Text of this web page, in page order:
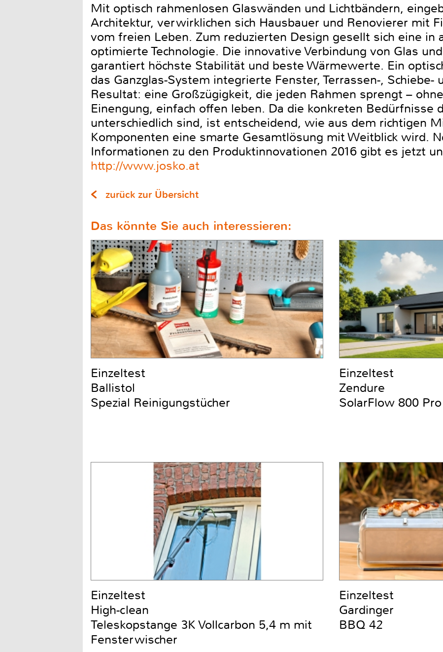
Mit optisch rahmenlosen Glaswänden und Lichtbändern,
Architektur, verwirklichen sich Hausbauer und Renovierer mit
vom freien Leben. Zum reduzierten Design gesellt sich eine in
optimierte Technologie. Die innovative Verbindung von Glas
garantiert höchste Stabilität und beste Wärmewerte. Ein
das Ganzglas-System integrierte Fenster, Terrassen-, Schiebe-
Resultat: eine Großzügigkeit, die jeden Rahmen sprengt –
Einengung, einfach offen leben. Da die konkreten Bedürfnisse
unterschiedlich sind, ist entscheidend, wie aus dem richtigen
Komponenten eine smarte Gesamtlösung mit Weitblick wird.
Informationen zu den Produktinnovationen 2016 gibt es jetzt
http://www.josko.at
zurück zur Übersicht
Das könnte Sie auch interessieren:
Einzeltest
Ballistol
Spezial Reinigungstücher
Einzeltest
Zendure
SolarFlow 800 Pro
Einzeltest
High-clean
Teleskopstange 3K Vollcarbon 5,4 m mit
Fensterwischer
Einzeltest
Gardinger
BBQ 42